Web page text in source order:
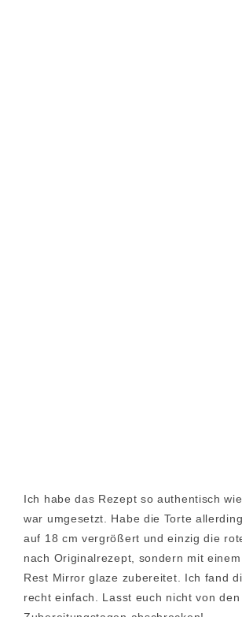
Ich habe das Rezept so authentisch
war umgesetzt. Habe die Torte
auf 18 cm vergrößert und einzig die
nach Originalrezept, sondern mit
Rest Mirror glaze zubereitet. Ich fand
recht einfach. Lasst euch nicht von den